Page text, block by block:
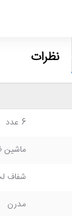
نظرات
6 عدد
ماشین
شفاف
مدرن